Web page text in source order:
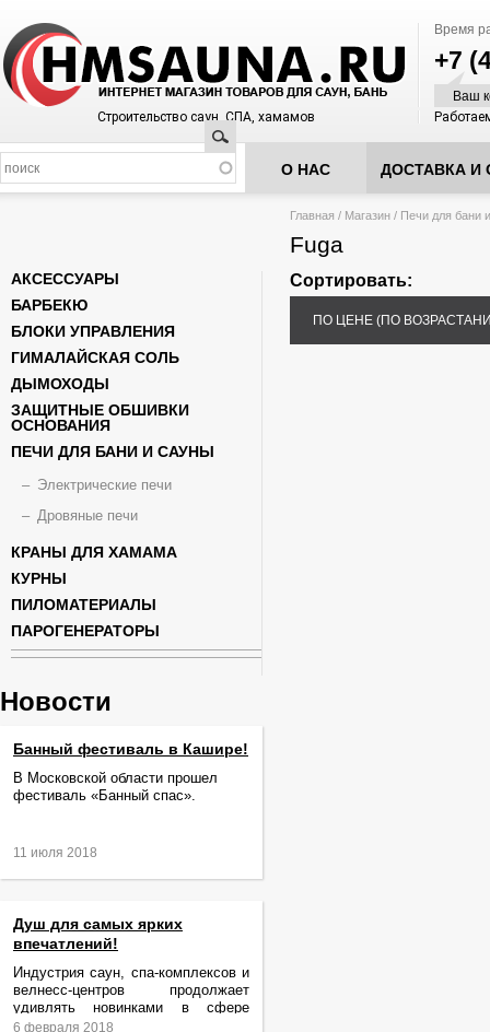
Время
+7
Ваш
Строительство саун, СПА, хамамов
Поиск
О НАС ДОСТАВКА И
Вы здесь
Главная / Магазин / Печи для бани
Fuga
Сортировать:
ПО ЦЕНЕ (ПО
АКСЕССУАРЫ
БАРБЕКЮ
БЛОКИ УПРАВЛЕНИЯ
ГИМАЛАЙСКАЯ СОЛЬ
ДЫМОХОДЫ
ЗАЩИТНЫЕ ОБШИВКИ
ОСНОВАНИЯ
ПЕЧИ ДЛЯ БАНИ И САУНЫ
Электрические печи
Дровяные печи
КРАНЫ ДЛЯ ХАМАМА
КУРНЫ
ПИЛОМАТЕРИАЛЫ
ПАРОГЕНЕРАТОРЫ
Новости
Банный фестиваль в Кашире!
В Московской области прошел
фестиваль «Банный спас».
11 июля 2018
Душ для самых ярких
впечатлений!
Индустрия саун, спа-комплексов и
велнесс-центров продолжает
удивлять новинками в сфере
релаксации и ухода за телом.
6 февраля 2018